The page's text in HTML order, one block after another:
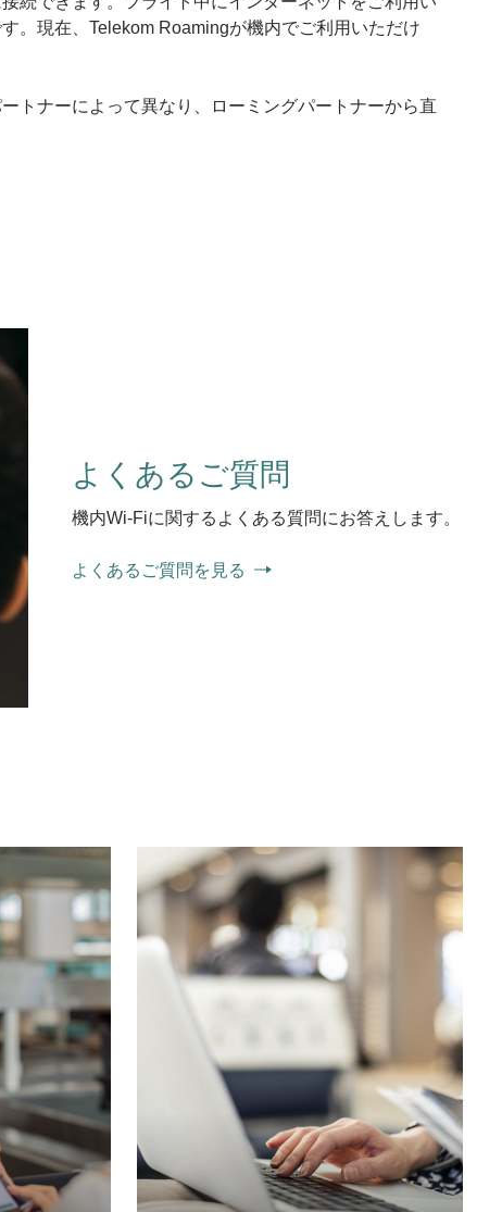
。現在、Telekom Roamingが機内でご利用いただけ
トナーによって異なり、ローミングパートナーから直
よくあるご質問
機内Wi-Fiに関するよくある質問にお答えします。
よくあるご質問を見る